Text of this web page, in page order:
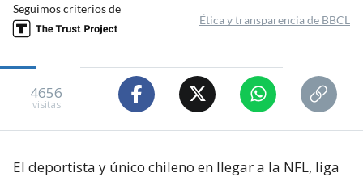
Seguimos criterios de
Ética y transparencia de BBCL
4656
visitas
El deportista y único chileno en llegar a la NFL, liga